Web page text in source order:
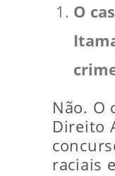
O
Não. O
Direito
raciais